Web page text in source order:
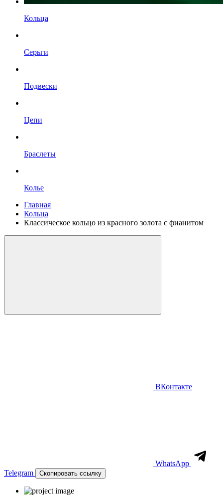
Кольца
Серьги
Подвески
Цепи
Браслеты
Колье
Главная
Кольца
Классическое кольцо из красного золота с фианитом
ВКонтакте
WhatsApp
Telegram
Скопировать ссылку